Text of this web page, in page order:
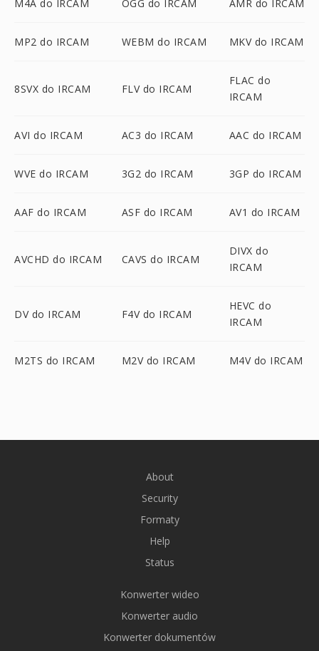
M4A do IRCAM OGG do IRCAM AMR do IRCAM
MP2 do IRCAM WEBM do IRCAM MKV do IRCAM
8SVX do IRCAM FLV do IRCAM
FLAC do
IRCAM
AVI do IRCAM AC3 do IRCAM AAC do IRCAM
WVE do IRCAM 3G2 do IRCAM 3GP do IRCAM
AAF do IRCAM ASF do IRCAM AV1 do IRCAM
AVCHD do IRCAM CAVS do IRCAM
DIVX do
IRCAM
DV do IRCAM F4V do IRCAM
HEVC do
IRCAM
M2TS do IRCAM M2V do IRCAM M4V do IRCAM
About
Security
Formaty
Help
Status
Konwerter wideo
Konwerter audio
Konwerter dokumentów